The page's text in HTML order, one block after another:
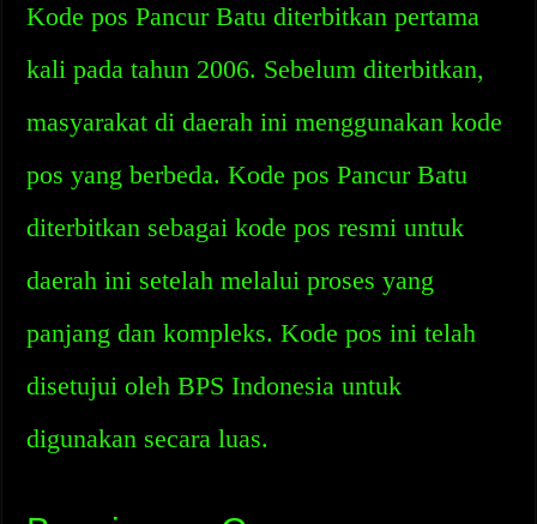
Kode pos Pancur Batu diterbitkan pertama
kali pada tahun 2006. Sebelum diterbitkan,
masyarakat di daerah ini menggunakan kode
pos yang berbeda. Kode pos Pancur Batu
diterbitkan sebagai kode pos resmi untuk
daerah ini setelah melalui proses yang
panjang dan kompleks. Kode pos ini telah
disetujui oleh BPS Indonesia untuk
digunakan secara luas.